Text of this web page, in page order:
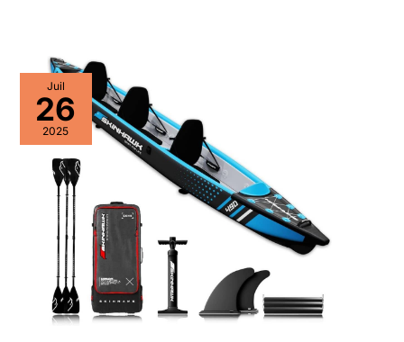
Juil
26
2025